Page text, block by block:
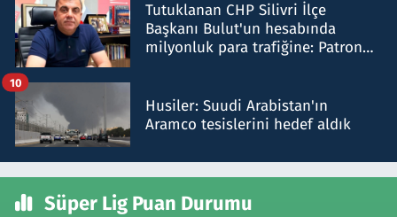
Tutuklanan CHP Silivri İlçe
Başkanı Bulut'un hesabında
milyonluk para trafiğine: Patron
Husiler: Suudi Arabistan'ın
Aramco tesislerini hedef aldık
10
Süper Lig Puan Durumu